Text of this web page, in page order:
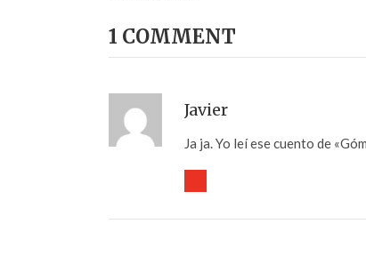
1 COMMENT
Javier
Ja ja. Yo leí ese cuento de